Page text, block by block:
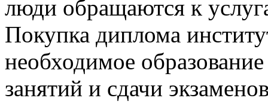
люди обращаются к
Покупка диплома
необходимое
занятий и сдачи